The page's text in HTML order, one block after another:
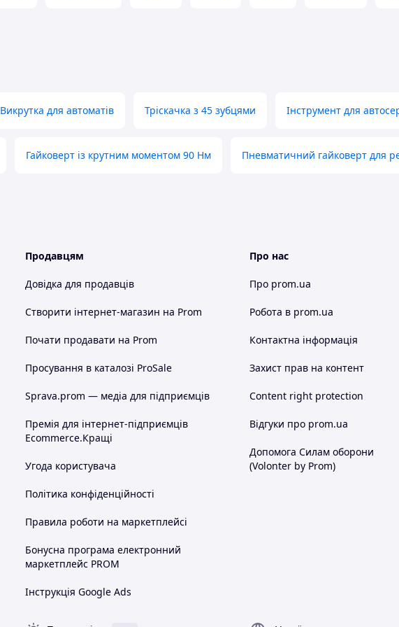
Викрутка для автоматів Тріскачка з 45 зубцями Інструмент для
Гайковерт із крутним моментом 90 Нм Пневматичний гайковерт для
Продавцям
Довідка для продавців
Створити інтернет-магазин на Prom
Почати продавати на Prom
Просування в каталозі ProSale
Sprava.prom — медіа для підприємців
Премія для інтернет-підприємців
Ecommerce.Кращі
Угода користувача
Політика конфіденційності
Правила роботи на маркетплейсі
Бонусна програма електронний
маркетплейс PROM
Інструкція Google Ads
Про нас
Про prom.ua
Робота в prom.ua
Контактна інформація
Захист прав на контент
Content right protection
Відгуки про prom.ua
Допомога Силам оборони
(Volonter by Prom)